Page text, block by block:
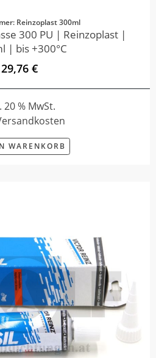
Reinzoplast 300ml
300 PU | Reinzoplast |
| bis +300°C
29,76 €
20 % MwSt.
WARENKORB